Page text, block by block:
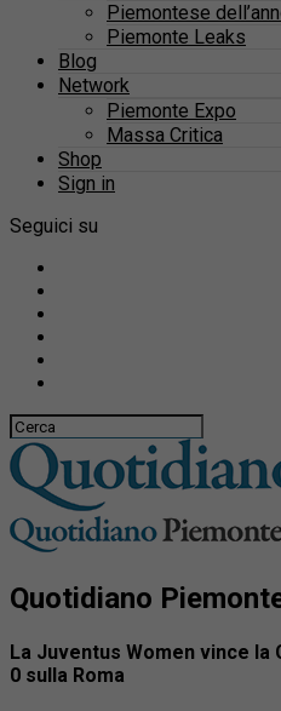
Piemontese
Piemonte Leaks
Blog
Network
Piemonte Expo
Massa Critica
Shop
Sign in
Seguici su
Quotidiano
La Juventus Women vince la
0 sulla Roma